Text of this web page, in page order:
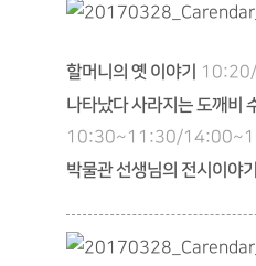
할머니의 옛 이야기
나타났다 사라지는 도깨비
10:30~11:30/
박물관 선생님의 전시이야기